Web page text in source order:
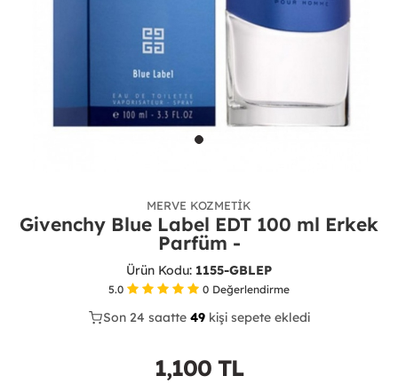
MERVE KOZMETIK
Givenchy Blue Label EDT 100 ml Erkek
Parfüm -
Ürün Kodu: 1155-GBLEP
5.0 0 Değerlendirme
23
Son 24 saatte 49kişi sepete ekledi
14
1,100 TL